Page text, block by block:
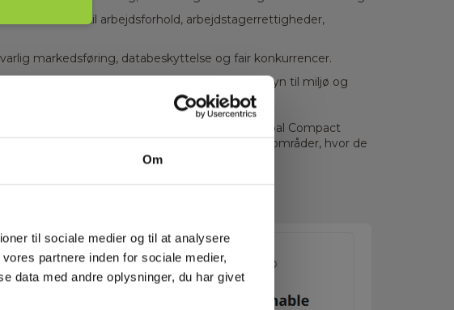
Om
til sociale medier og til at analysere
partnere inden for sociale medier,
data med andre oplysninger, du har givet
relateret til arbejdsforhold, arbejdstagerrettigheder,
markedsføring, databeskyttelse og fair konkurrencer.
at vælge og styre leverandører, især med hensyn til miljø og
Reporting Initiative (GRI), United Nations Global Compact
og hjælper dem med at identificere områder, hvor de